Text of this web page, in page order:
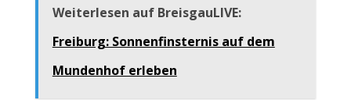
Weiterlesen auf BreisgauLIVE:
Freiburg: Sonnenfinsternis auf dem
Mundenhof erleben